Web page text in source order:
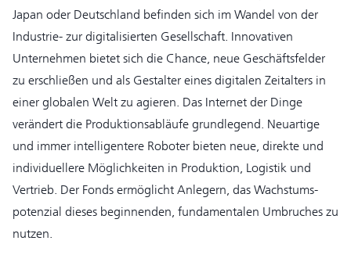
Japan oder Deutschland befinden sich im Wandel von der
Industrie- zur digitalisierten Gesellschaft. Innovativen
Unternehmen bietet sich die Chance, neue Geschäftsfelder
zu erschließen und als Gestalter eines digitalen Zeitalters in
einer globalen Welt zu agieren. Das Internet der Dinge
verändert die Produktionsabläufe grundlegend. Neuartige
und immer intelligentere Roboter bieten neue, direkte und
individuellere Möglichkeiten in Produktion, Logistik und
Vertrieb. Der Fonds ermöglicht Anlegern, das Wachstums-
potenzial dieses beginnenden, fundamentalen Umbruches zu
nutzen.